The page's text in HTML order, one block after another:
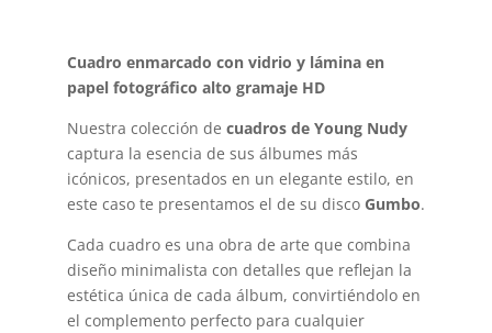
Cuadro enmarcado con vidrio y lámina en
papel fotográfico alto gramaje HD
Nuestra colección de cuadros de Young Nudy
captura la esencia de sus álbumes más
icónicos, presentados en un elegante estilo, en
este caso te presentamos el de su disco Gumbo.
Cada cuadro es una obra de arte que combina
diseño minimalista con detalles que reflejan la
estética única de cada álbum, convirtiéndolo en
el complemento perfecto para cualquier